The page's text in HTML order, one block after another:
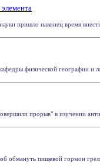
пришло наконец время
физической географии и
прорыв" в изучении
обмануть пищевой гормон